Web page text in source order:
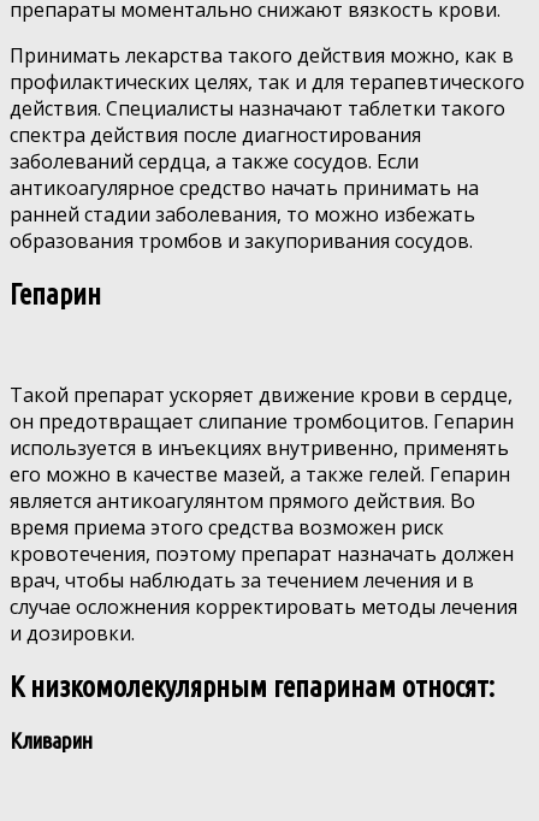
препараты моментально снижают вязкость крови.
Принимать лекарства такого действия можно, как в
профилактических целях, так и для терапевтического
действия. Специалисты назначают таблетки такого
спектра действия после диагностирования
заболеваний сердца, а также сосудов. Если
антикоагулярное средство начать принимать на
ранней стадии заболевания, то можно избежать
образования тромбов и закупоривания сосудов.
Гепарин
Такой препарат ускоряет движение крови в сердце,
он предотвращает слипание тромбоцитов. Гепарин
используется в инъекциях внутривенно, применять
его можно в качестве мазей, а также гелей. Гепарин
является антикоагулянтом прямого действия. Во
время приема этого средства возможен риск
кровотечения, поэтому препарат назначать должен
врач, чтобы наблюдать за течением лечения и в
случае осложнения корректировать методы лечения
и дозировки.
К низкомолекулярным гепаринам относят:
Кливарин